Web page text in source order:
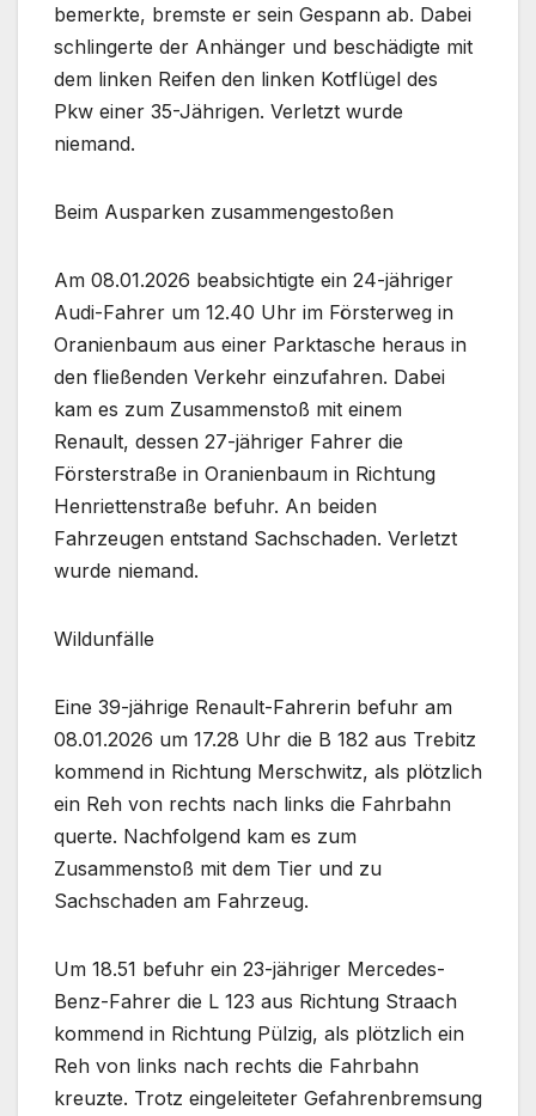
bemerkte, bremste er sein Gespann ab. Dabei
schlingerte der Anhänger und beschädigte mit
dem linken Reifen den linken Kotflügel des
Pkw einer 35-Jährigen. Verletzt wurde
niemand.
Beim Ausparken zusammengestoßen
Am 08.01.2026 beabsichtigte ein 24-jähriger
Audi-Fahrer um 12.40 Uhr im Försterweg in
Oranienbaum aus einer Parktasche heraus in
den fließenden Verkehr einzufahren. Dabei
kam es zum Zusammenstoß mit einem
Renault, dessen 27-jähriger Fahrer die
Försterstraße in Oranienbaum in Richtung
Henriettenstraße befuhr. An beiden
Fahrzeugen entstand Sachschaden. Verletzt
wurde niemand.
Wildunfälle
Eine 39-jährige Renault-Fahrerin befuhr am
08.01.2026 um 17.28 Uhr die B 182 aus Trebitz
kommend in Richtung Merschwitz, als plötzlich
ein Reh von rechts nach links die Fahrbahn
querte. Nachfolgend kam es zum
Zusammenstoß mit dem Tier und zu
Sachschaden am Fahrzeug.
Um 18.51 befuhr ein 23-jähriger Mercedes-
Benz-Fahrer die L 123 aus Richtung Straach
kommend in Richtung Pülzig, als plötzlich ein
Reh von links nach rechts die Fahrbahn
kreuzte. Trotz eingeleiteter Gefahrenbremsung